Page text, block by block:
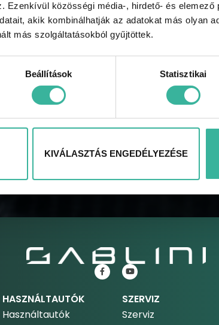
Ezenkívül közösségi média-, hirdető- és
akik kombinálhatják az adatokat más olyan
más szolgáltatásokból gyűjtöttek.
Beállítások Statisztikai
KIVÁLASZTÁS ENGEDÉLYEZÉSE
a GABLINI akcióiról, újdonságairól,
HASZNÁLTAUTÓK
Használtautók
SZERVIZ
Szerviz